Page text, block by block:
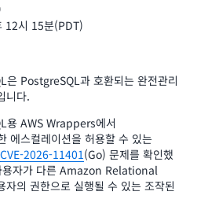
12시 15분(PDT)
PostgreSQL과 호환되는 완전관리
니다.
AWS Wrappers에서
스컬레이션을 허용할 수 있는
CVE-2026-11401(Go) 문제를 확인했
용자가 다른 Amazon Relational
의 권한으로 실행될 수 있는 조작된